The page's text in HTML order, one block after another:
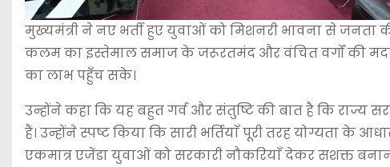
मुख्यमंत्री ने नए भर्ती हुए युवाओं को मिशनरी भावना से
कलम का इस्तेमाल समाज के जरूरतमंद और वंचित वर्गों की
का लाभ पहुँच सके।
उन्होंने कहा कि यह बहुत गर्व और संतुष्टि की बात है कि
हैं। उन्होंने स्पष्ट किया कि सारी भर्तियाँ पूरी तरह योग्यता के
एकमात्र एजेंडा युवाओं को सरकारी नौकरियाँ देकर सशक्त